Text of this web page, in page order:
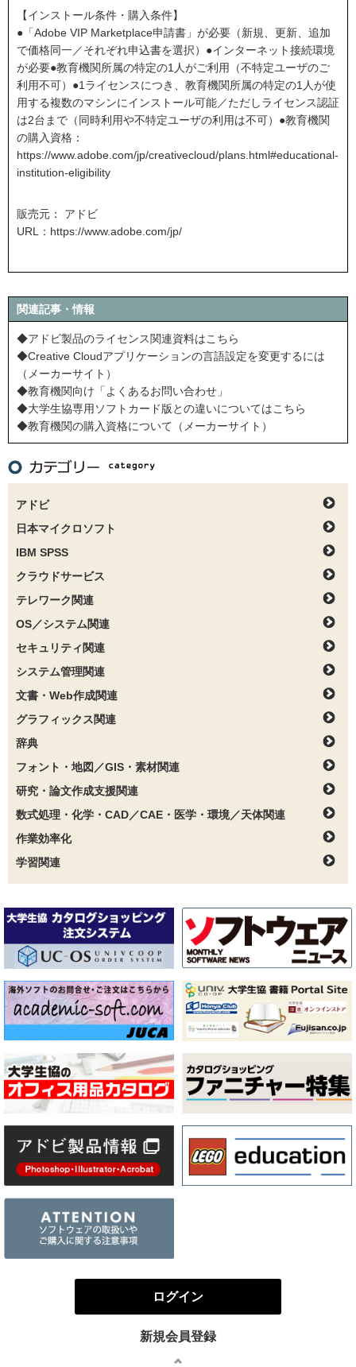
【インストール条件・購入条件】
●「Adobe VIP Marketplace申請書」が必要（新規、更新、追加
で価格同一／それぞれ申込書を選択）●インターネット接続環境
が必要●教育機関所属の特定の1人がご利用（不特定ユーザのご
利用不可）●1ライセンスにつき、教育機関所属の特定の1人が使
用する複数のマシンにインストール可能／ただしライセンス認証
は2台まで（同時利用や不特定ユーザの利用は不可）●教育機関
の購入資格：
https://www.adobe.com/jp/creativecloud/plans.html#educational-
institution-eligibility
販売元： アドビ
URL： https://www.adobe.com/jp/
関連記事・情報
◆アドビ製品のライセンス関連資料はこちら
◆Creative Cloudアプリケーションの言語設定を変更するには
（メーカーサイト）
◆教育機関向け「よくあるお問い合わせ」
◆大学生協専用ソフトカード版との違いについてはこちら
◆教育機関の購入資格について（メーカーサイト）
アドビ
日本マイクロソフト
IBM SPSS
クラウドサービス
テレワーク関連
OS／システム関連
セキュリティ関連
システム管理関連
文書・Web作成関連
グラフィックス関連
辞典
フォント・地図／GIS・素材関連
研究・論文作成支援関連
数式処理・化学・CAD／CAE・医学・環境／天体関連
作業効率化
学習関連
ログイン
新規会員登録